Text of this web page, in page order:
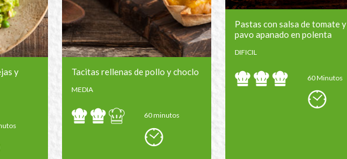
y
Tacitas rellenas de pollo y choclo
MEDIA
60 minutos
Pastas con salsa de tomate y
pavo apanado en polenta
DIFICIL
60 Minutos